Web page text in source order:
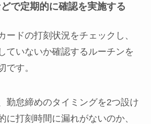
で定期的に確認を実施する
ードの打刻状況をチェックし、
ていないか確認するルーチンを
です。
勤怠締めのタイミングを2つ設け
に打刻時間に漏れがないのか、